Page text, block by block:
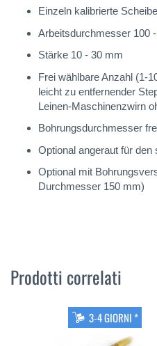
Einzeln kalibrierte
Arbeitsdurchmesser 100
Stärke 10 - 30 mm
Frei wählbare Anzahl (1-
leicht zu entfernender
Leinen-Maschinenzwirn
Bohrungsdurchmesser
Optional angeraut für den
Optional mit
Durchmesser 150 mm)
Prodotti correlati
3-4 GIORNI *